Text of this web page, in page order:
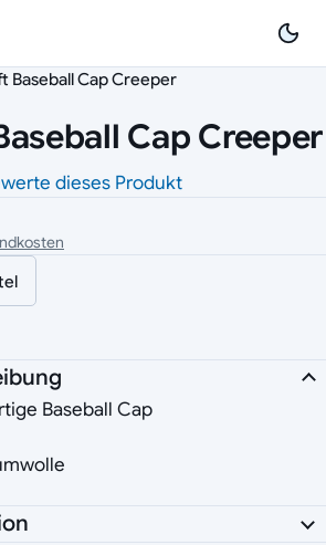
Baseball Cap Creeper
Cap Creeper
dieses Produkt
Baseball Cap